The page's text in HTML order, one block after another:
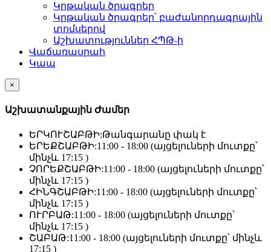
Կրթական ծրագրեր
Կրթական ծրագրեր՝ բաժանորդագրային
տոմսերով
Աշխատություններ ՀՊԹ-ի
Վաճառասրահ
Կապ
×
Աշխատանքային Ժամեր
ԵՐԿՈՒՇԱԲԹԻ:Թանգարանը փակ է
ԵՐԵՔՇԱԲԹԻ:11:00 - 18:00 (այցելուների մուտքը՝
մինչև 17:15 )
ՉՈՐԵՔՇԱԲԹԻ:11:00 - 18:00 (այցելուների մուտքը՝
մինչև 17:15 )
ՀԻՆԳՇԱԲԹԻ:11:00 - 18:00 (այցելուների մուտքը՝
մինչև 17:15 )
ՈՒՐԲԱԹ:11:00 - 18:00 (այցելուների մուտքը՝
մինչև 17:15 )
ՇԱԲԱԹ:11:00 - 18:00 (այցելուների մուտքը՝ մինչև
17:15 )